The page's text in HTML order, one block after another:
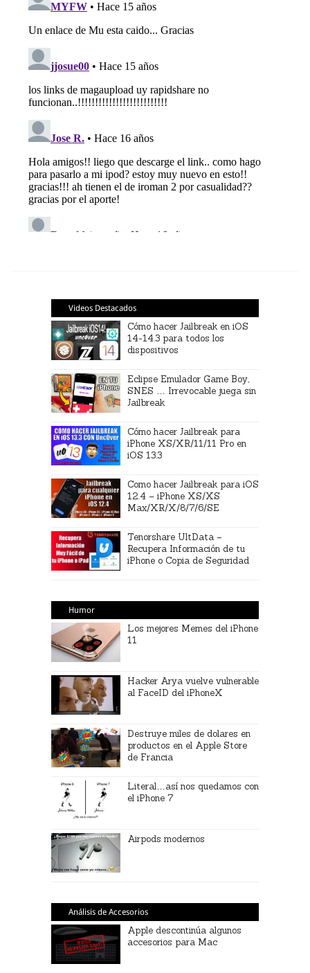
Videos Destacados
Cómo hacer Jailbreak en iOS
14-14.3 para todos los
dispositivos
Eclipse Emulador Game Boy,
SNES … Irrevocable juega sin
Jailbreak
Cómo hacer Jailbreak para
iPhone XS/XR/11/11 Pro en
iOS 13.3
Como hacer Jailbreak para iOS
12.4 – iPhone XS/XS
Max/XR/X/8/7/6/SE
Tenorshare UltData –
Recupera Información de tu
iPhone o Copia de Seguridad
Humor
Los mejores Memes del iPhone
11
Hacker Arya vuelve vulnerable
al FaceID del iPhoneX
Destruye miles de dolares en
productos en el Apple Store
de Francia
Literal…así nos quedamos con
el iPhone 7
Airpods modernos
Análisis de Accesorios
Apple descontinúa algunos
accesorios para Mac